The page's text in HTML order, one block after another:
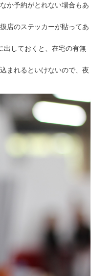
か予約がとれない場合もあ
店のステッカーが貼ってあ
出しておくと、在宅の有無
まれるといけないので、夜